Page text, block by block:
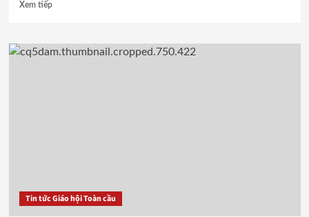
Xem tiếp
Tin tức Giáo hội Toàn cầu